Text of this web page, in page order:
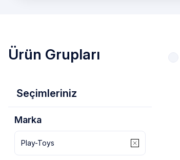
Ürün Grupları
Seçimleriniz
Marka
Play-Toys